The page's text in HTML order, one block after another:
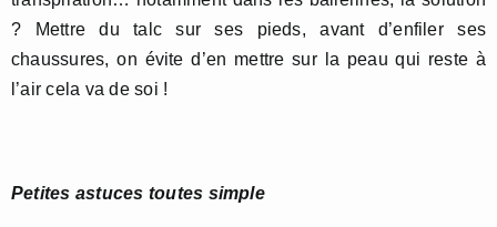
? Mettre du talc sur ses pieds, avant d’enfiler ses
chaussures, on évite d’en mettre sur la peau qui reste à
l’air cela va de soi !
Petites astuces toutes simple